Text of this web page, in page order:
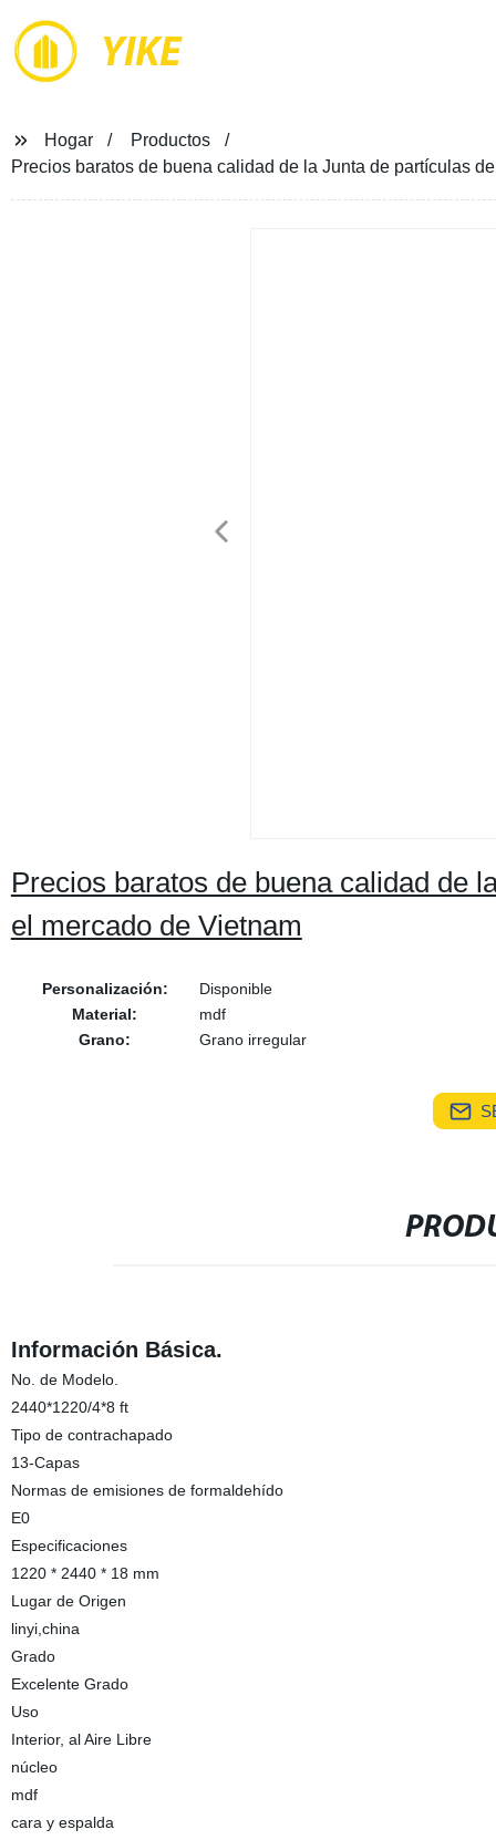
YIKE
Hogar
Productos
Precios baratos de buena calidad de la Junta de partículas
Precios baratos de buena calidad de
el mercado de Vietnam
Personalización:
Disponible
Material:
mdf
Grano:
Grano irregular
Información Básica.
No. de Modelo.
2440*1220/4*8 ft
Tipo de contrachapado
13-Capas
Normas de emisiones de formaldehído
E0
Especificaciones
1220 * 2440 * 18 mm
Lugar de Origen
linyi,china
Grado
Excelente Grado
Uso
Interior, al Aire Libre
núcleo
mdf
cara y espalda